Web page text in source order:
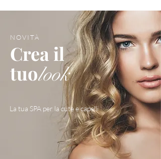
NOVITÀ
Crea il
tuolook
La tua SPA per la cute e capelli